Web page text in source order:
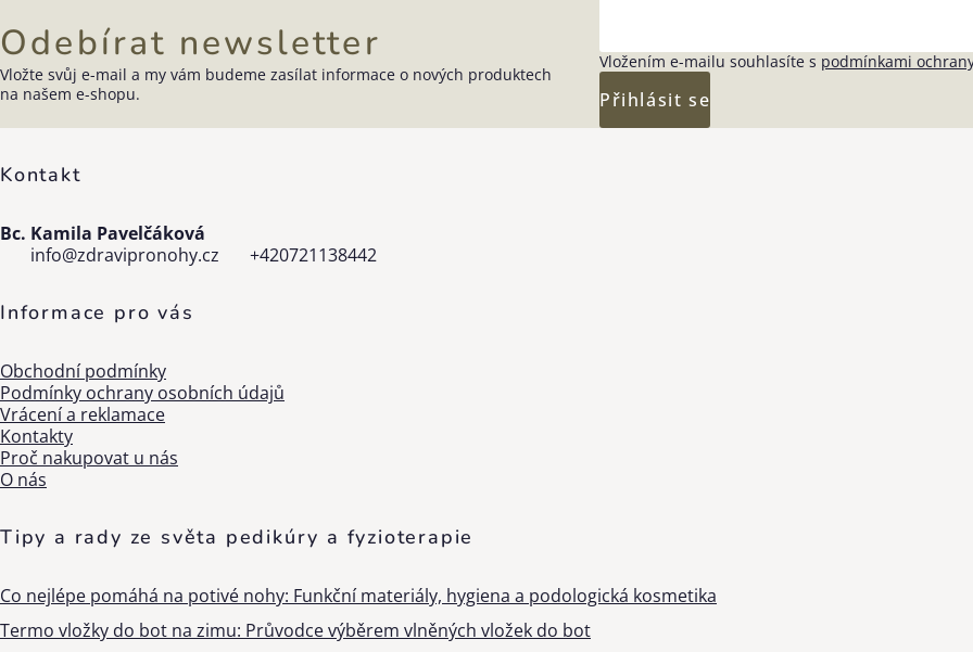
Zápatí
Kontakt
Bc. Kamila Pavelčáková
info@zdravipronohy.cz +420721138442
Informace pro vás
Obchodní podmínky
Podmínky ochrany osobních údajů
Vrácení a reklamace
Kontakty
Proč nakupovat u nás
O nás
Tipy a rady ze světa pedikúry a fyzioterapie
Co nejlépe pomáhá na potivé nohy: Funkční materiály, hygiena a podologická kosmetika
Termo vložky do bot na zimu: Průvodce výběrem vlněných vložek do bot
Odebírat newsletter
Vložte svůj e-mail a my vám budeme zasílat informace o nových produktech
na našem e-shopu.
Vložením e-mailu souhlasíte s podmínkami
Přihlásit se